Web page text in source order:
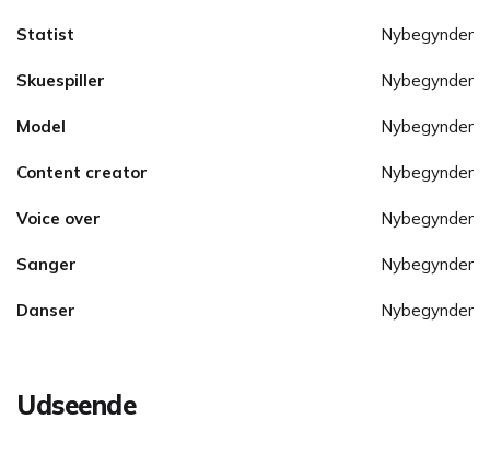
Statist Nybegynder
Skuespiller Nybegynder
Model Nybegynder
Content creator Nybegynder
Voice over Nybegynder
Sanger Nybegynder
Danser Nybegynder
Udseende